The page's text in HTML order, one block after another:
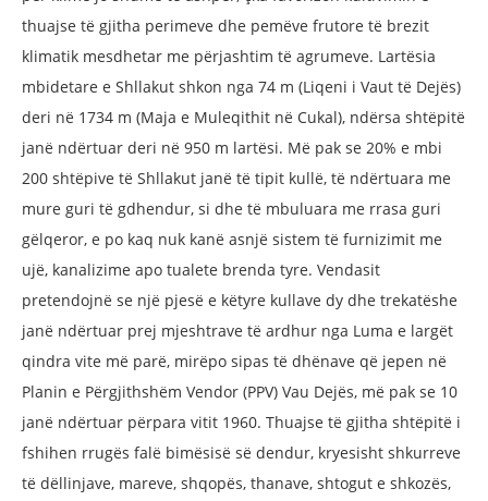
thuajse të gjitha perimeve dhe pemëve frutore të brezit
klimatik mesdhetar me përjashtim të agrumeve. Lartësia
mbidetare e Shllakut shkon nga 74 m (Liqeni i Vaut të Dejës)
deri në 1734 m (Maja e Muleqithit në Cukal), ndërsa shtëpitë
janë ndërtuar deri në 950 m lartësi. Më pak se 20% e mbi
200 shtëpive të Shllakut janë të tipit kullë, të ndërtuara me
mure guri të gdhendur, si dhe të mbuluara me rrasa guri
gëlqeror, e po kaq nuk kanë asnjë sistem të furnizimit me
ujë, kanalizime apo tualete brenda tyre. Vendasit
pretendojnë se një pjesë e këtyre kullave dy dhe trekatëshe
janë ndërtuar prej mjeshtrave të ardhur nga Luma e largët
qindra vite më parë, mirëpo sipas të dhënave që jepen në
Planin e Përgjithshëm Vendor (PPV) Vau Dejës, më pak se 10
janë ndërtuar përpara vitit 1960. Thuajse të gjitha shtëpitë i
fshihen rrugës falë bimësisë së dendur, kryesisht shkurreve
të dëllinjave, mareve, shqopës, thanave, shtogut e shkozës,